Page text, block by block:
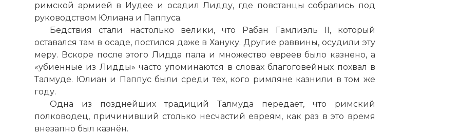
римской армией в Иудее и осадил Лидду, где повстанцы собрались под
руководством Юлиана и Паппуса.
Бедствия стали настолько велики, что Рабан Гамлиэль II, который
оставался там в осаде, постился даже в Хануку. Другие раввины, осудили эту
меру. Вскоре после этого Лидда пала и множество евреев было казнено, а
«убиенные из Лидды» часто упоминаются в словах благоговейных похвал в
Талмуде. Юлиан и Паппус были среди тех, кого римляне казнили в том же
году.
Одна из позднейших традиций Талмуда передает, что римский
полководец, причинивший столько несчастий евреям, как раз в это время
внезапно был казнён.